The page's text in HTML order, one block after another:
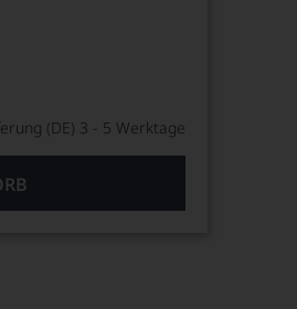
(DE) 3 - 5 Werktage